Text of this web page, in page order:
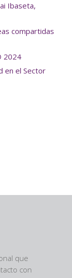
Ibaseta,
compartidas
2024
en el Sector
que
con